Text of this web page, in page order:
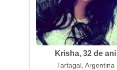
Krisha, 32 de ani
Tartagal, Argentina